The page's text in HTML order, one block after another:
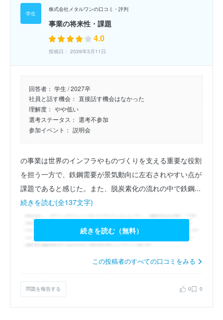
株式会社メタルワンの口コミ・評判
事業の将来性・課題
4.0
投稿日： 2026年3月11日
回答者： 学生 / 2027卒
社員と話す機会： 直接話す機会はなかった
理解度： やや低い
選考ステータス： 選考不参加
参加イベント： 説明会
の事業は世界のインフラやものづくりを支える重要な役割
を担う一方で、鉄鋼需要が景気動向に左右されやすい点が
課題であると感じた。また、脱炭素化の流れの中で鉄鋼...
続きを読む(全137文字)
続きを読む（無料）
この投稿者のすべての口コミをみる
問題を報告する 0 0